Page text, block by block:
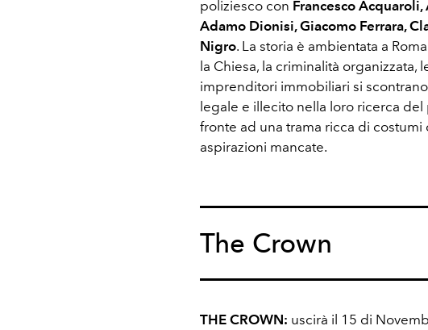
poliziesco con Francesco
Adamo Dionisi, Giacomo Ferrara,
Nigro. La storia è ambientata a
la Chiesa, la criminalità organizzata,
imprenditori immobiliari si
legale e illecito nella loro ricerca del
fronte ad una trama ricca di costumi
aspirazioni mancate.
The Crown
THE CROWN: uscirà il 15 di